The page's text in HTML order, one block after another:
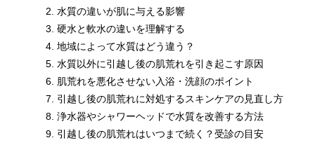
水質の違いが肌に与える影響
硬水と軟水の違いを理解する
地域によって水質はどう違う？
水質以外に引越し後の肌荒れを引き起こす原因
肌荒れを悪化させない入浴・洗顔のポイント
引越し後の肌荒れに対処するスキンケアの見直し方
浄水器やシャワーヘッドで水質を改善する方法
引越し後の肌荒れはいつまで続く？受診の目安